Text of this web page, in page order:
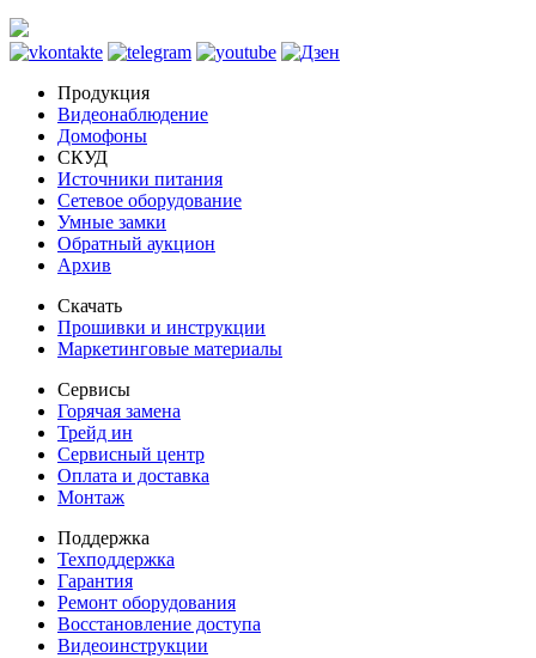
Продукция
Видеонаблюдение
Домофоны
СКУД
Источники питания
Сетевое оборудование
Умные замки
Обратный аукцион
Архив
Скачать
Прошивки и инструкции
Маркетинговые материалы
Сервисы
Горячая замена
Трейд ин
Сервисный центр
Оплата и доставка
Монтаж
Поддержка
Техподдержка
Гарантия
Ремонт оборудования
Восстановление доступа
Видеоинструкции